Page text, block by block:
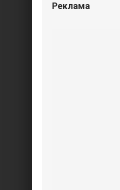
Реклама